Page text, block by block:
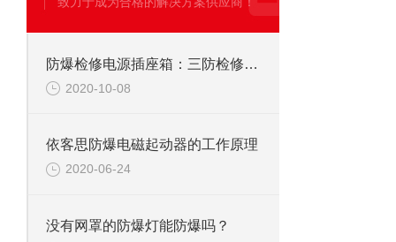
防爆检修电源插座箱：三防检修电源插座箱指的是防水防尘防腐检修电源插座箱
2020-10-08
依客思防爆电磁起动器的工作原理
2020-06-24
没有网罩的防爆灯能防爆吗？